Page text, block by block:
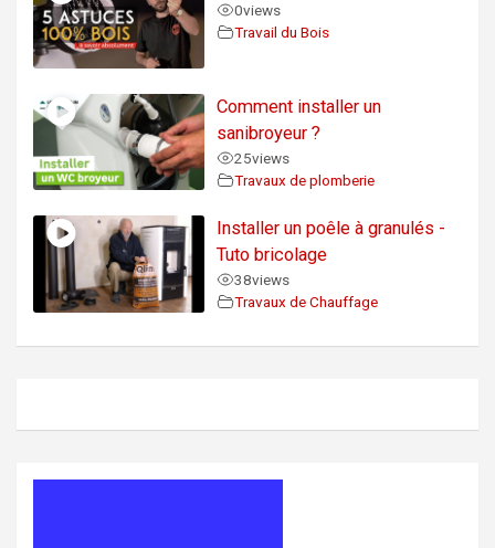
0views
Travail du Bois
Comment installer un
sanibroyeur ?
25views
Travaux de plomberie
Installer un poêle à granulés -
Tuto bricolage
38views
Travaux de Chauffage